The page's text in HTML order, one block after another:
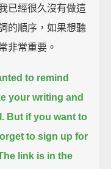
已經很久沒有做這
的順序，如果想聽
非常重要。
to remind
your writing and
But if you want to
to sign up for
link is in the